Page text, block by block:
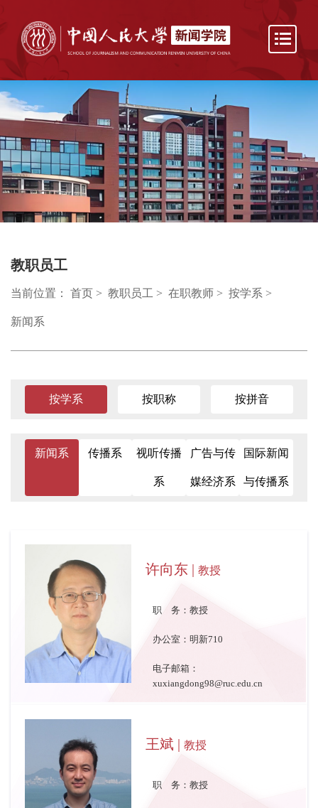
教职员工
当前位置： 首页 > 教职员工 > 在职教师 > 按学系 >
新闻系
按学系 按职称 按拼音
新闻系 传播系 视听传播
系
广告与传
媒经济系
国际新闻
与传播系
许向东 | 教授
职 务：教授
办公室：明新710
电子邮箱：
xuxiangdong98@ruc.edu.cn
王斌 | 教授
职 务：教授